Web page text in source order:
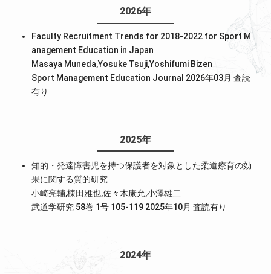
2026年
Faculty Recruitment Trends for 2018-2022 for Sport M
anagement Education in Japan
Masaya Muneda,Yosuke Tsuji,Yoshifumi Bizen
Sport Management Education Journal 2026年03月査読
有り
2025年
知的・発達障害児を持つ保護者を対象とした柔道療育の効
果に関する質的研究
小崎亮輔,棟田雅也,佐々木康允,小澤雄二
武道学研究 58巻 1号 105-119 2025年10月査読有り
2024年